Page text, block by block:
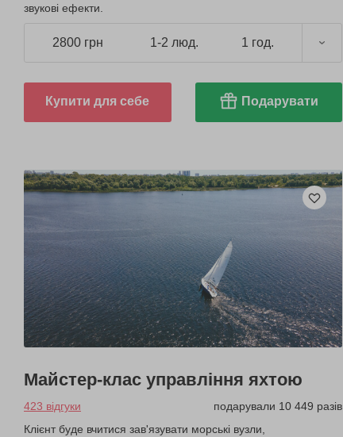
звукові ефекти.
2800 грн 1-2 люд. 1 год.
Купити для себе Подарувати
Майстер-клас управління яхтою
423 відгуки
подарували 10 449 разів
Клієнт буде вчитися зав'язувати морські вузли,